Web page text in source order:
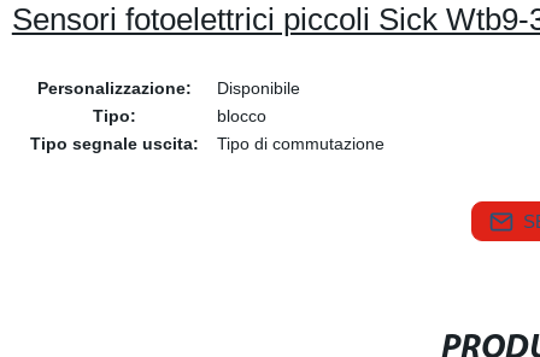
Sensori fotoelettrici piccoli Sick Wtb9-
Personalizzazione:
Disponibile
Tipo:
blocco
Tipo segnale uscita:
Tipo di commutazione